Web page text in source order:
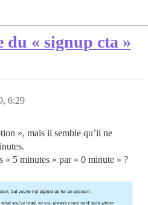
du « signup cta »
6:29
», mais il semble qu’il ne
« 5 minutes » par « 0 minute » ?